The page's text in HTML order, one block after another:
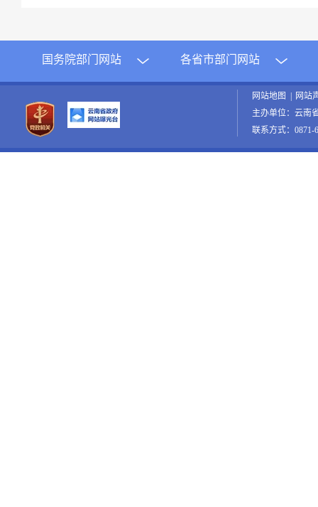
国务院部门网站 各省市部门网站
网站地图 | 网站
主办单位：云南
联系方式：0871-